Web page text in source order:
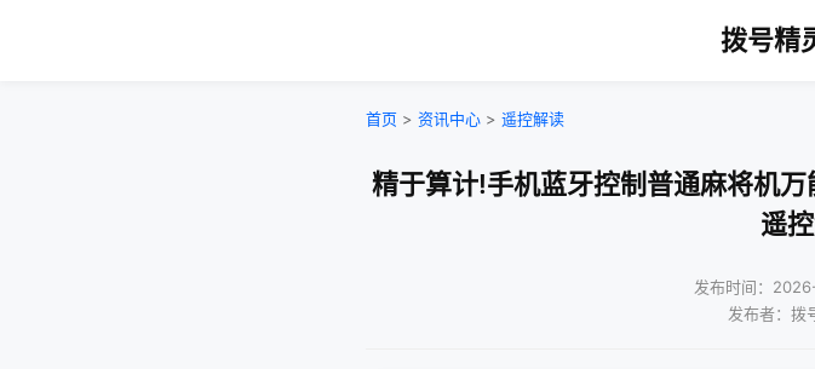
拨号精
首页 > 资讯中心 > 遥控解读
精于算计!手机蓝牙控制普通麻将机
遥
发布时间：
发布者：拨